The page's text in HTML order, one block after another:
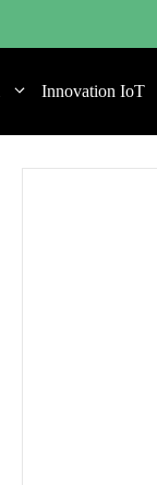
Innovation IoT